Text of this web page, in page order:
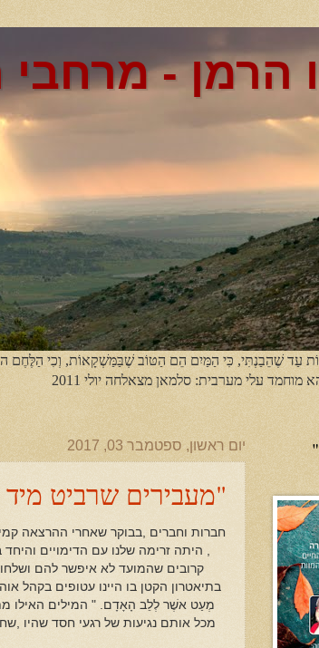
הרמן -
עַד שֶׁהֵבַנְתִּי, כִּי הַמַּיִם הֵם הַטּוֹב שֶׁבַּמַּשְׁקָאוֹת, וְכִי הַלֶּחֶם
עלי מערבית: סלמאן מצאלחה יולי 2011
יום ראשון, ספטמבר 03, 2017
"מעבירים שרביט
חברות וחברים ,בבוקר שאחרי ההרצאה
, היתה זרימה שלנו עם הדימויים
קרובים שהמועד לא איפשר להם
בתיאטרון הקטן בו היינו עטופים בקהל
מְעַט אשֶׁר לְלֵב הָאָדָם. " המילים האילו
מכל אותם נגיעות של רגעי חסד שהיו